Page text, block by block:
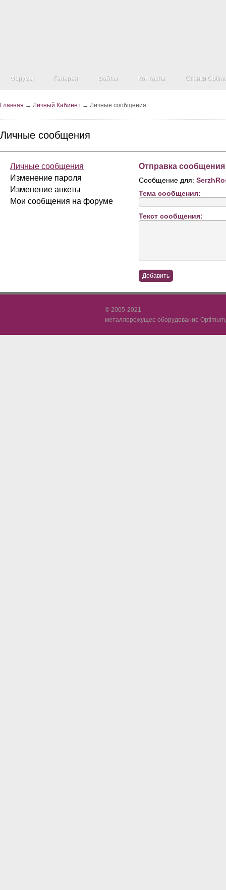
Форумы Галерея Файлы Контакты Станки
Главная → Личный Кабинет → Личные сообщения
Личные сообщения
Личные сообщения
Изменение пароля
Изменение анкеты
Мои сообщения на форуме
Отправка сообщения
Сообщение для:
Тема сообщения:
Текст сообщения:
© 2005-2021
металлорежущее оборудование